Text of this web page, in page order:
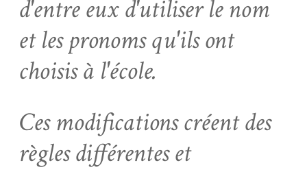
d'entre eux d'utiliser le nom
et les pronoms qu'ils ont
choisis à l'école.
Ces modifications créent des
règles différentes et